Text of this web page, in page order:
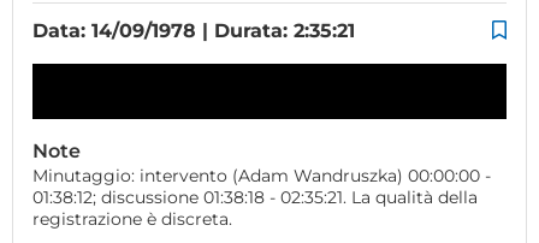
Data: 14/09/1978 | Durata: 2:35:21
Note
Minutaggio: intervento (Adam Wandruszka) 00:00:00 -
01:38:12; discussione 01:38:18 - 02:35:21. La qualità della
registrazione è discreta.